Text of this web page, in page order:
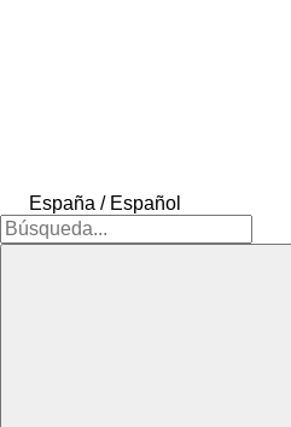
España / Español